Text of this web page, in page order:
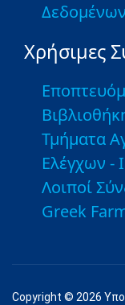
Δεδομένων
Χρήσιμες
Τμήματα
Ελέγχων -
Λοιποί
Greek
Copyright © 2026